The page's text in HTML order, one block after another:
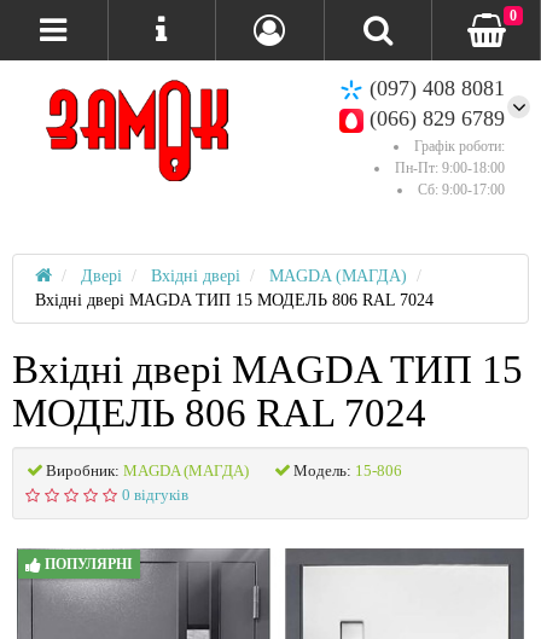
(097) 408 8081
(066) 829 6789
Графік роботи:
Пн-Пт: 9:00-18:00
Сб: 9:00-17:00
0
Двері Вхідні двері
MAGDA (МАГДА)
Вхідні двері MAGDA ТИП 15 МОДЕЛЬ 806 RAL 7024
Вхідні двері MAGDA ТИП 15
МОДЕЛЬ 806 RAL 7024
Виробник: MAGDA (МАГДА) Модель: 15-806
0 відгуків
ПОПУЛЯРНІ